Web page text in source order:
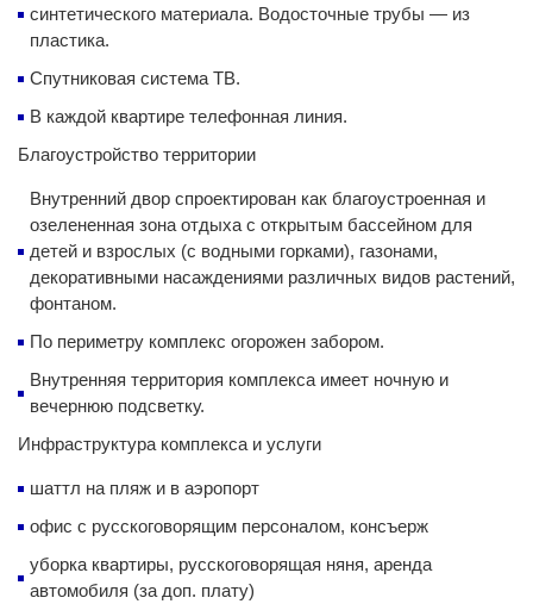
синтетического материала. Водосточные трубы — из
пластика.
Спутниковая система ТВ.
В каждой квартире телефонная линия.
Благоустройство территории
Внутренний двор спроектирован как благоустроенная и
озелененная зона отдыха с открытым бассейном для
детей и взрослых (с водными горками), газонами,
декоративными насаждениями различных видов растений,
фонтаном.
По периметру комплекс огорожен забором.
Внутренняя территория комплекса имеет ночную и
вечернюю подсветку.
Инфраструктура комплекса и услуги
шаттл на пляж и в аэропорт
офис с русскоговорящим персоналом, консъерж
уборка квартиры, русскоговорящая няня, аренда
автомобиля (за доп. плату)